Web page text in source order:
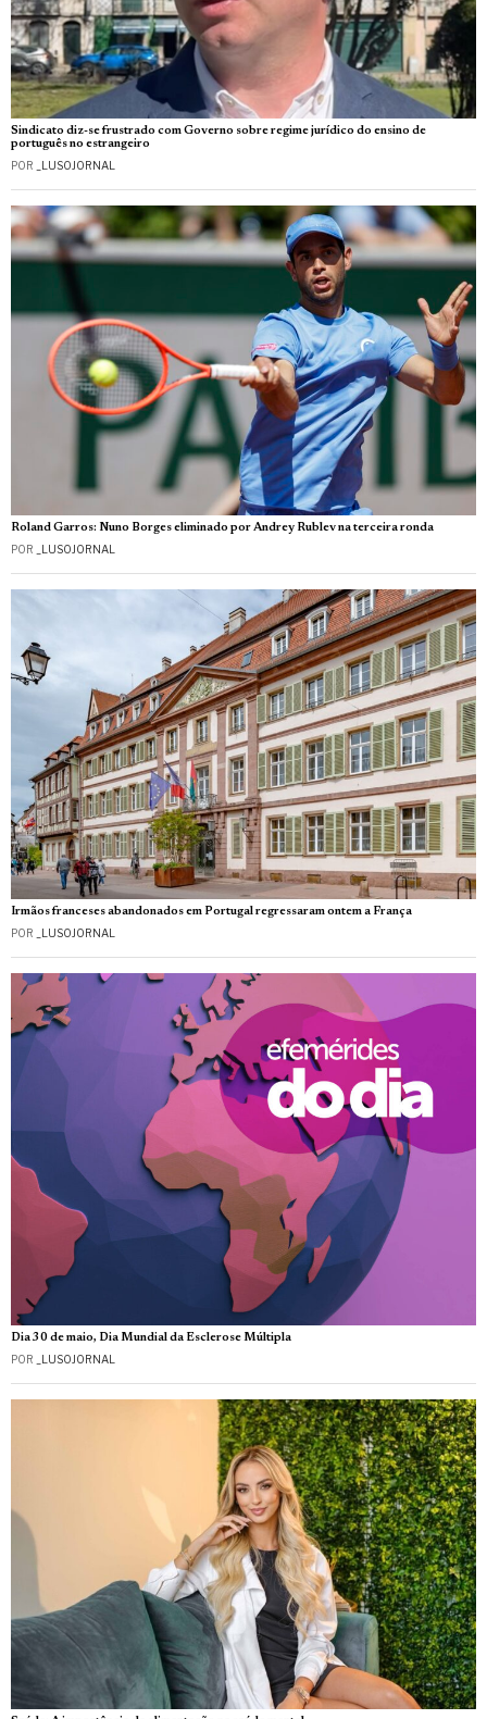
Sindicato diz-se frustrado com Governo sobre regime jurídico do ensino de
português no estrangeiro
POR _LUSOJORNAL
Roland Garros: Nuno Borges eliminado por Andrey Rublev na terceira ronda
POR _LUSOJORNAL
Irmãos franceses abandonados em Portugal regressaram ontem a França
POR _LUSOJORNAL
Dia 30 de maio, Dia Mundial da Esclerose Múltipla
POR _LUSOJORNAL